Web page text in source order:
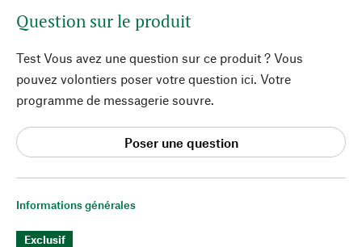
Informations générales
Exclusif
Question sur le produit
Test Vous avez une question sur ce produit ? Vous
pouvez volontiers poser votre question ici. Votre
programme de messagerie souvre.
Poser une question